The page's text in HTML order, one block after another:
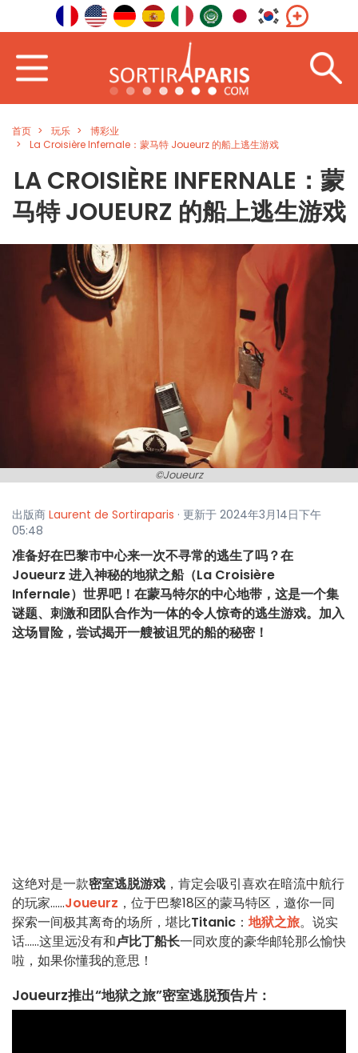
首页 玩乐
博彩业
La Croisière Infernale：蒙马特 Joueurz 的船上逃生游戏
LA CROISIÈRE INFERNALE：蒙
马特 JOUEURZ 的船上逃生游戏
©Joueurz
出版商 Laurent de Sortiraparis · 更新于 2024年3月14日下午
05:48
准备好在巴黎市中心来一次不寻常的逃生了吗？在
Joueurz 进入神秘的地狱之船（La Croisière
Infernale）世界吧！在蒙马特尔的中心地带，这是一个集
谜题、刺激和团队合作为一体的令人惊奇的逃生游戏。加入
这场冒险，尝试揭开一艘被诅咒的船的秘密！
这绝对是一款密室逃脱游戏 ，肯定会吸引喜欢在暗流中航行
的玩家……Joueurz ，位于巴黎18区的蒙马特区，邀你一同
探索一间极其离奇的场所，堪比Titanic ： 地狱之旅。说实
话……这里远没有和卢比丁船长一同欢度的豪华邮轮那么愉快
啦，如果你懂我的意思！
Joueurz推出“地狱之旅”密室逃脱预告片：